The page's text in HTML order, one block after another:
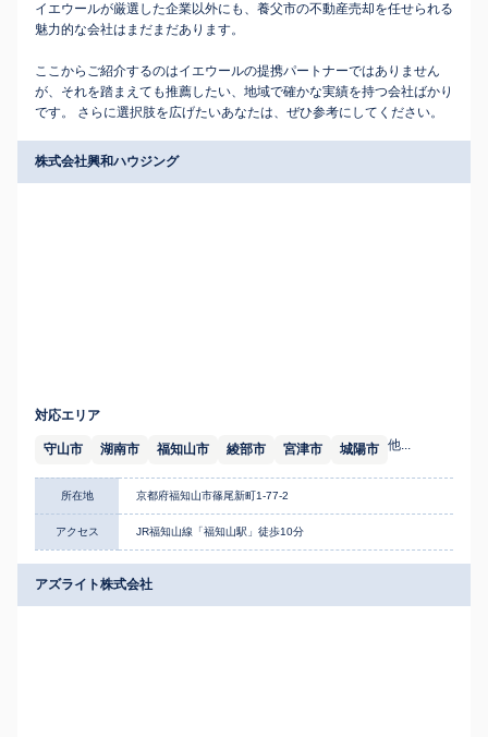
イエウールが厳選した企業以外にも、養父市の不動産売却を任せられる
魅力的な会社はまだまだあります。
ここからご紹介するのはイエウールの提携パートナーではありません
が、それを踏まえても推薦したい、地域で確かな実績を持つ会社ばかり
です。 さらに選択肢を広げたいあなたは、ぜひ参考にしてください。
株式会社興和ハウジング
対応エリア
守山市 湖南市 福知山市 綾部市 宮津市 城陽市 他...
所在地 京都府福知山市篠尾新町1-77-2
アクセス JR福知山線「福知山駅」徒歩10分
アズライト株式会社